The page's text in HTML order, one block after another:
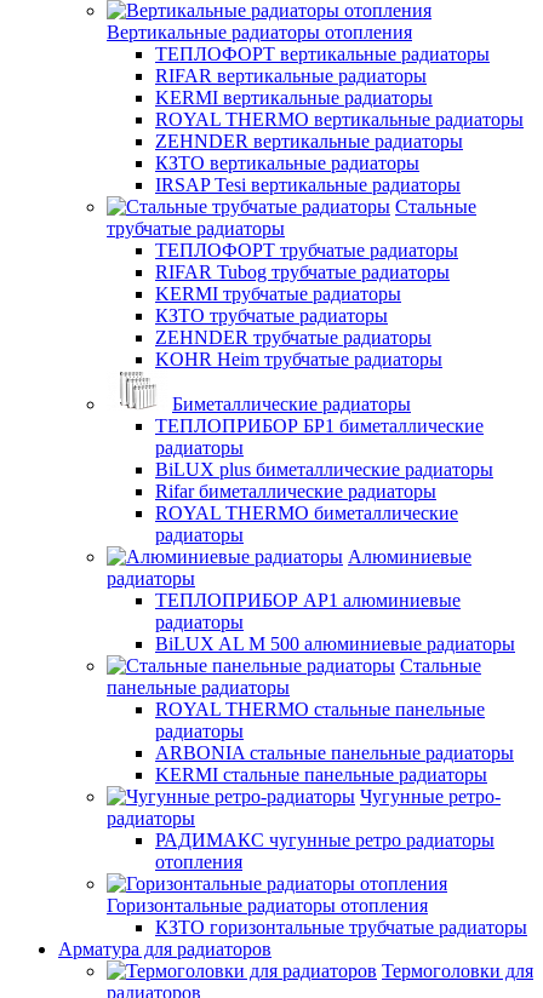
Вертикальные радиаторы отопления
ТЕПЛОФОРТ вертикальные радиаторы
RIFAR вертикальные радиаторы
KERMI вертикальные радиаторы
ROYAL THERMO вертикальные радиаторы
ZEHNDER вертикальные радиаторы
КЗТО вертикальные радиаторы
IRSAP Tesi вертикальные радиаторы
Стальные
трубчатые радиаторы
ТЕПЛОФОРТ трубчатые радиаторы
RIFAR Tubog трубчатые радиаторы
KERMI трубчатые радиаторы
КЗТО трубчатые радиаторы
ZEHNDER трубчатые радиаторы
KOHR Heim трубчатые радиаторы
Биметаллические радиаторы
ТЕПЛОПРИБОР БР1 биметаллические
радиаторы
BiLUX plus биметаллические радиаторы
Rifar биметаллические радиаторы
ROYAL THERMO биметаллические
радиаторы
Алюминиевые
радиаторы
ТЕПЛОПРИБОР АР1 алюминиевые
радиаторы
BiLUX AL M 500 алюминиевые радиаторы
Стальные
панельные радиаторы
ROYAL THERMO стальные панельные
радиаторы
ARBONIA стальные панельные радиаторы
KERMI стальные панельные радиаторы
Чугунные ретро-
радиаторы
РАДИМАКС чугунные ретро радиаторы
отопления
Горизонтальные радиаторы отопления
КЗТО горизонтальные трубчатые радиаторы
Арматура для радиаторов
Термоголовки для
радиаторов